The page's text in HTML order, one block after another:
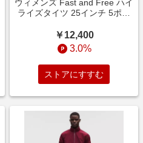
ウィメンズ Fast and Free ハイ
ライズタイツ 25インチ 5ポケ
lululemon
￥12,400
3.0%
ストアにすすむ